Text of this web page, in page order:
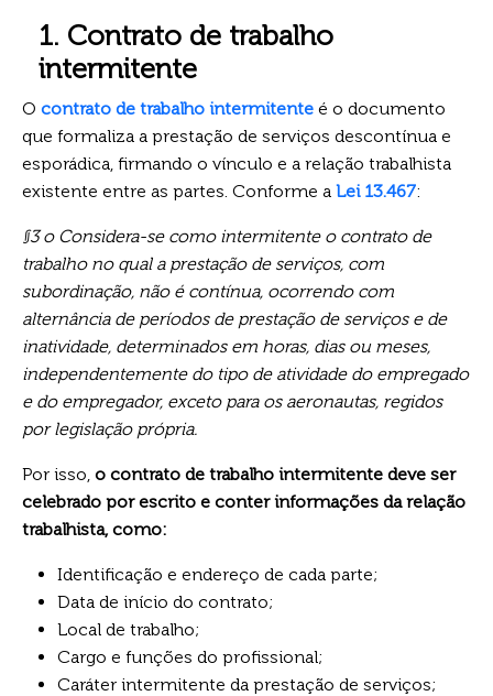
1. Contrato de trabalho
intermitente
O contrato de trabalho intermitente é o documento
que formaliza a prestação de serviços descontínua e
esporádica, firmando o vínculo e a relação trabalhista
existente entre as partes. Conforme a Lei 13.467:
§3 o Considera-se como intermitente o contrato de
trabalho no qual a prestação de serviços, com
subordinação, não é contínua, ocorrendo com
alternância de períodos de prestação de serviços e de
inatividade, determinados em horas, dias ou meses,
independentemente do tipo de atividade do empregado
e do empregador, exceto para os aeronautas, regidos
por legislação própria.
Por isso, o contrato de trabalho intermitente deve ser
celebrado por escrito e conter informações da relação
trabalhista, como:
Identificação e endereço de cada parte;
Data de início do contrato;
Local de trabalho;
Cargo e funções do profissional;
Caráter intermitente da prestação de serviços;